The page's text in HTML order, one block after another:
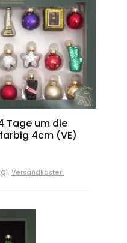
Tage um die
4cm (VE)
Versandkosten